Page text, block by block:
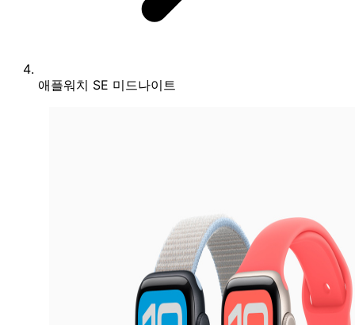
애플워치 SE 미드나이트